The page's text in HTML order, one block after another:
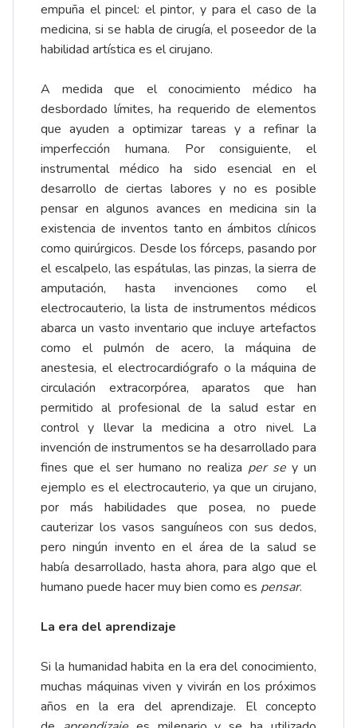
empuña el pincel: el pintor, y para el caso de la
medicina, si se habla de cirugía, el poseedor de la
habilidad artística es el cirujano.
A medida que el conocimiento médico ha
desbordado límites, ha requerido de elementos
que ayuden a optimizar tareas y a refinar la
imperfección humana. Por consiguiente, el
instrumental médico ha sido esencial en el
desarrollo de ciertas labores y no es posible
pensar en algunos avances en medicina sin la
existencia de inventos tanto en ámbitos clínicos
como quirúrgicos. Desde los fórceps, pasando por
el escalpelo, las espátulas, las pinzas, la sierra de
amputación, hasta invenciones como el
electrocauterio, la lista de instrumentos médicos
abarca un vasto inventario que incluye artefactos
como el pulmón de acero, la máquina de
anestesia, el electrocardiógrafo o la máquina de
circulación extracorpórea, aparatos que han
permitido al profesional de la salud estar en
control y llevar la medicina a otro nivel. La
invención de instrumentos se ha desarrollado para
fines que el ser humano no realiza per sey un
ejemplo es el electrocauterio, ya que un cirujano,
por más habilidades que posea, no puede
cauterizar los vasos sanguíneos con sus dedos,
pero ningún invento en el área de la salud se
había desarrollado, hasta ahora, para algo que el
humano puede hacer muy bien como es pensar.
La era del aprendizaje
Si la humanidad habita en la era del conocimiento,
muchas máquinas viven y vivirán en los próximos
años en la era del aprendizaje. El concepto